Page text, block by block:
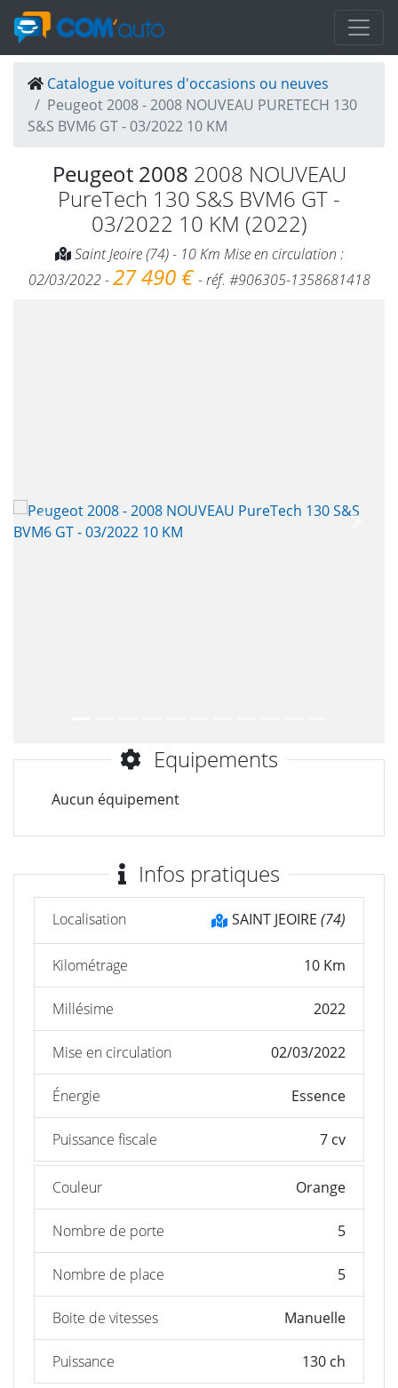
Catalogue voitures d'occasions ou neuves
Peugeot 2008 - 2008 NOUVEAU PURETECH 130
S&S BVM6 GT - 03/2022 10 KM
Peugeot 2008 2008 NOUVEAU
PureTech 130 S&S BVM6 GT -
03/2022 10 KM (2022)
Saint Jeoire (74) - 10 Km Mise en circulation :
02/03/2022 -27 490 €- réf. #906305-1358681418
Précèdent
Equipements
Aucun équipement
Infos pratiques
Localisation SAINT JEOIRE (74)
Kilométrage 10 Km
Millésime 2022
Mise en circulation 02/03/2022
Énergie Essence
Puissance fiscale 7 cv
Couleur Orange
Nombre de porte 5
Nombre de place 5
Boite de vitesses Manuelle
Puissance 130 ch